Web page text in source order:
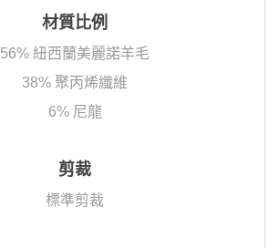
材質比例
56% 紐西蘭美麗諾羊毛
38% 聚丙烯纖維
6% 尼龍
剪裁
標準剪裁